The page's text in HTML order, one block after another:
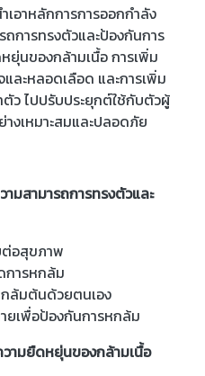
เอาหลักการการออกกำลัง
การทรงตัวและป้องกันการ
ยุ่นของกล้ามเนื้อ การเพิ่ม
ละหลอดเลือด และการเพิ่ม
ว ไปปรับประยุกต์ใช้กับตัวผู้
งเหมาะสมและปลอดภัย
มสามารถการทรงตัวและ
ต่อสุขภาพ
การหกล้ม
กล้มต้นด้วยตนเอง
ยเพื่อป้องกันการหกล้ม
ามยืดหยุ่นของกล้ามเนื้อ